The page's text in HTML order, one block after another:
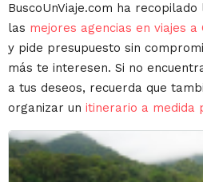
BuscoUnViaje.com ha
las mejores agencias en viajes a
y pide presupuesto sin
más te interesen. Si no
a tus deseos, recuerda que
organizar un itinerario a medida